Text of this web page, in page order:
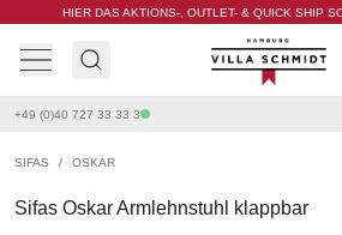
HIER DAS AKTIONS-, OUTLET- & QUICK SHIP
Villa Schmidt
+49 (0)40 727 33 33 3
SIFAS / OSKAR
Sifas Oskar Armlehnstuhl klappbar